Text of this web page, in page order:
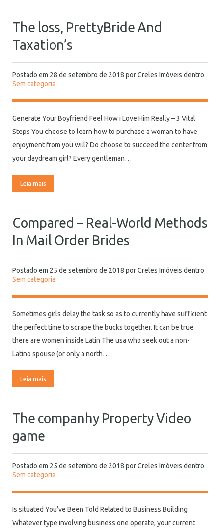
The loss, PrettyBride And
Taxation’s
Postado em 28 de setembro de 2018 porCreles Imóveis dentro
Sem categoria
Generate Your Boyfriend Feel How i Love Him Really – 3 Vital
Steps You choose to learn how to purchase a woman to have
enjoyment from you will? Do choose to succeed the center from
your daydream girl? Every gentleman…
Leia mais
Compared – Real-World Methods
In Mail Order Brides
Postado em 25 de setembro de 2018 porCreles Imóveis dentro
Sem categoria
Sometimes girls delay the task so as to currently have sufficient
the perfect time to scrape the bucks together. It can be true
there are women inside Latin The usa who seek out a non-
Latino spouse (or only a north…
Leia mais
The companhy Property Video
game
Postado em 25 de setembro de 2018 porCreles Imóveis dentro
Sem categoria
Is situated You’ve Been Told Related to Business Building
Whatever type involving business one operate, your current